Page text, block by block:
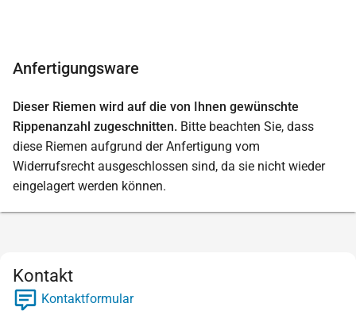
Anfertigungsware
Dieser Riemen wird auf die von Ihnen gewünschte
Rippenanzahl zugeschnitten. Bitte beachten Sie, dass
diese Riemen aufgrund der Anfertigung vom
Widerrufsrecht ausgeschlossen sind, da sie nicht wieder
eingelagert werden können.
Kontakt
Kontaktformular